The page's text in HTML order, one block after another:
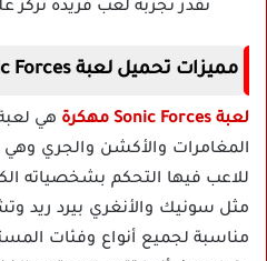
تقدر تجربة لعب فريدة تركز
مميزات تحميل لعبة Sonic Forces مهكرة
لعبة Sonic Forces مهكرة
هي
للاعب فيها التحكم بشخصياته
مثل سونيك والأنغري بيرد ريد
مناسبة لجميع أنواع وفئات